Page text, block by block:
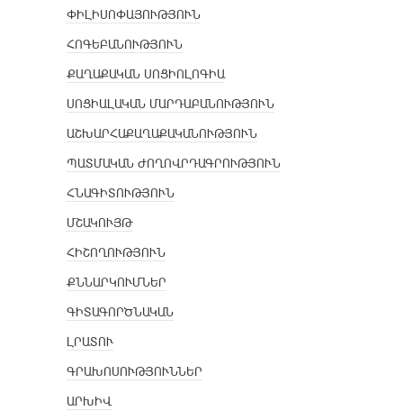
ՓԻԼԻՍՈՓԱՅՈՒԹՅՈՒՆ
ՀՈԳԵԲԱՆՈՒԹՅՈՒՆ
ՔԱՂԱՔԱԿԱՆ ՍՈՑԻՈԼՈԳԻԱ
ՍՈՑԻԱԼԱԿԱՆ ՄԱՐԴԱԲԱՆՈՒԹՅՈՒՆ
ԱՇԽԱՐՀԱՔԱՂԱՔԱԿԱՆՈՒԹՅՈՒՆ
ՊԱՏՄԱԿԱՆ ԺՈՂՈՎՐԴԱԳՐՈՒԹՅՈՒՆ
ՀՆԱԳԻՏՈՒԹՅՈՒՆ
ՄՇԱԿՈՒՅԹ
ՀԻՇՈՂՈՒԹՅՈՒՆ
ՔՆՆԱՐԿՈՒՄՆԵՐ
ԳԻՏԱԳՈՐԾՆԱԿԱՆ
ԼՐԱՏՈՒ
ԳՐԱԽՈՍՈՒԹՅՈՒՆՆԵՐ
ԱՐԽԻՎ